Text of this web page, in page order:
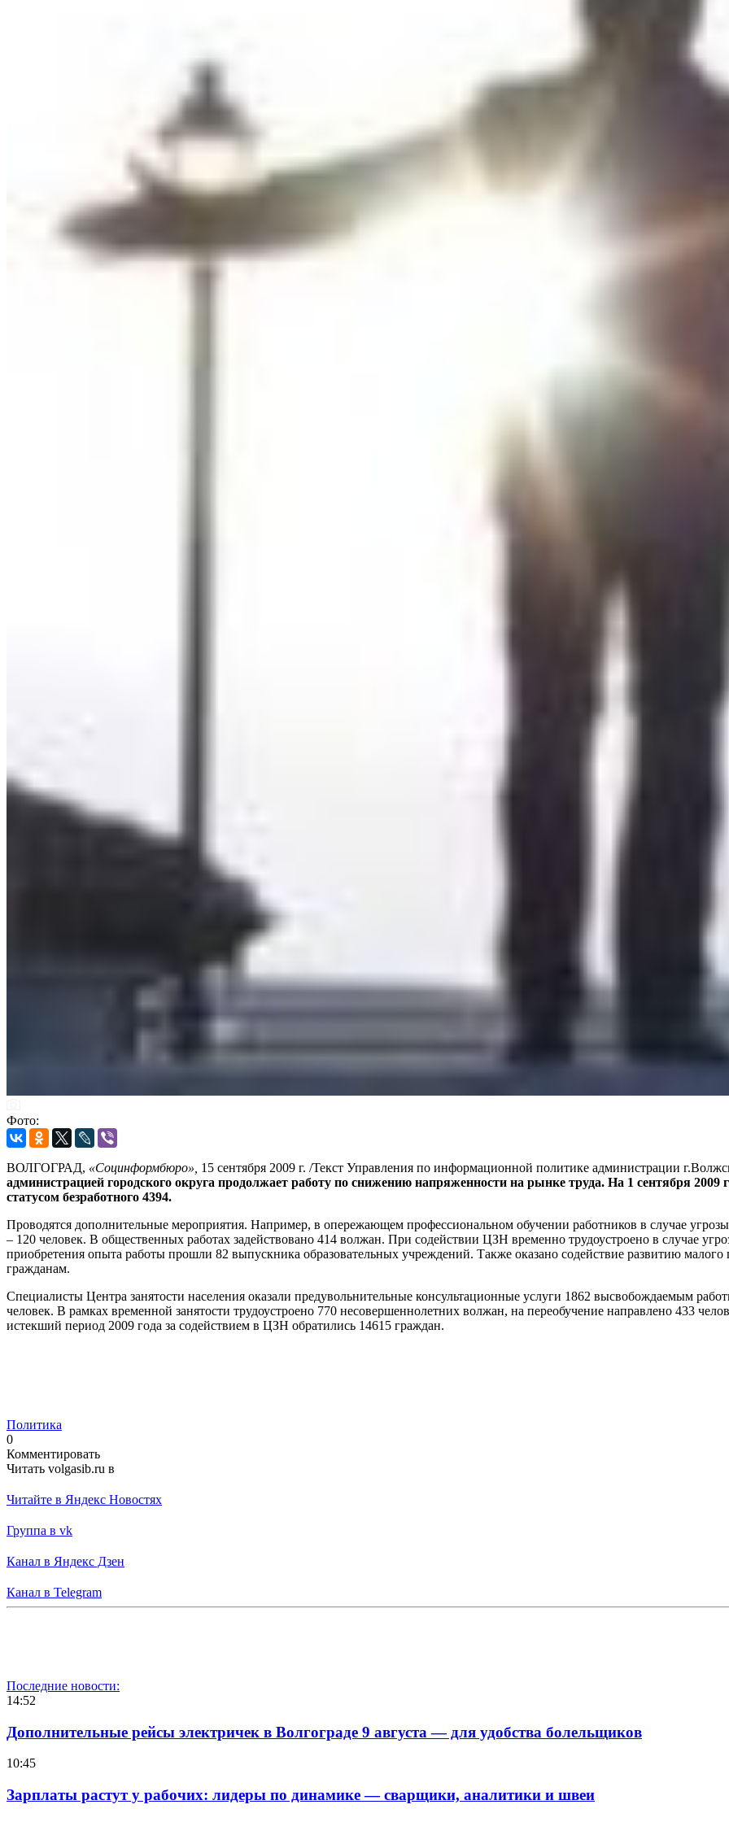
Фото:
ВОЛГОГРАД, «Социнформбюро», 15 сентября 2009 г. /Текст Управления по информационной политике администрации
администрацией городского округа продолжает работу по снижению напряженности на рынке труда. На 1 сентября 2009
статусом безработного 4394.
Проводятся дополнительные мероприятия. Например, в опережающем профессиональном обучении работников в случае
– 120 человек. В общественных работах задействовано 414 волжан. При содействии ЦЗН временно трудоустроено в случае
приобретения опыта работы прошли 82 выпускника образовательных учреждений. Также оказано содействие развитию малого
гражданам.
Специалисты Центра занятости населения оказали предувольнительные консультационные услуги 1862 высвобождаемым
человек. В рамках временной занятости трудоустроено 770 несовершеннолетних волжан, на переобучение направлено 433
истекший период 2009 года за содействием в ЦЗН обратились 14615 граждан.
Политика
0
Комментировать
Читать volgasib.ru в
Читайте в Яндекс Новостях
Группа в vk
Канал в Яндекс Дзен
Канал в Telegram
Последние новости:
14:52
Дополнительные рейсы электричек в Волгограде 9 августа — для удобства болельщиков
10:45
Зарплаты растут у рабочих: лидеры по динамике — сварщики, аналитики и швеи